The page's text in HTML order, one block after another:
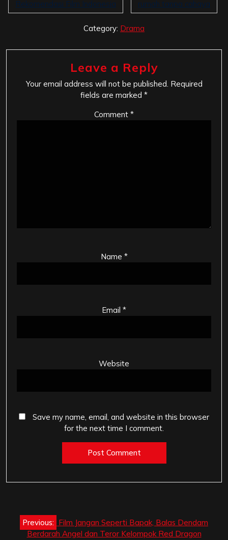
Rekomendasi Film Indonesia rumah tanpa cahaya
Category: Drama
Leave a Reply
Your email address will not be published. Required
fields are marked *
Comment *
Name *
Email *
Website
Save my name, email, and website in this browser
for the next time I comment.
Post
navigation
Previous: Film Jangan Seperti Bapak, Balas Dendam
Berdarah Angel dan Teror Kelompok Red Dragon